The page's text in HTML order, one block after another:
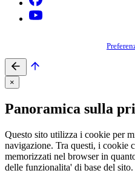
×
Panoramica sulla
Questo sito utilizza i cookie per
navigazione. Tra questi, i cookie
memorizzati nel browser in
delle funzionalita' di base del sito.